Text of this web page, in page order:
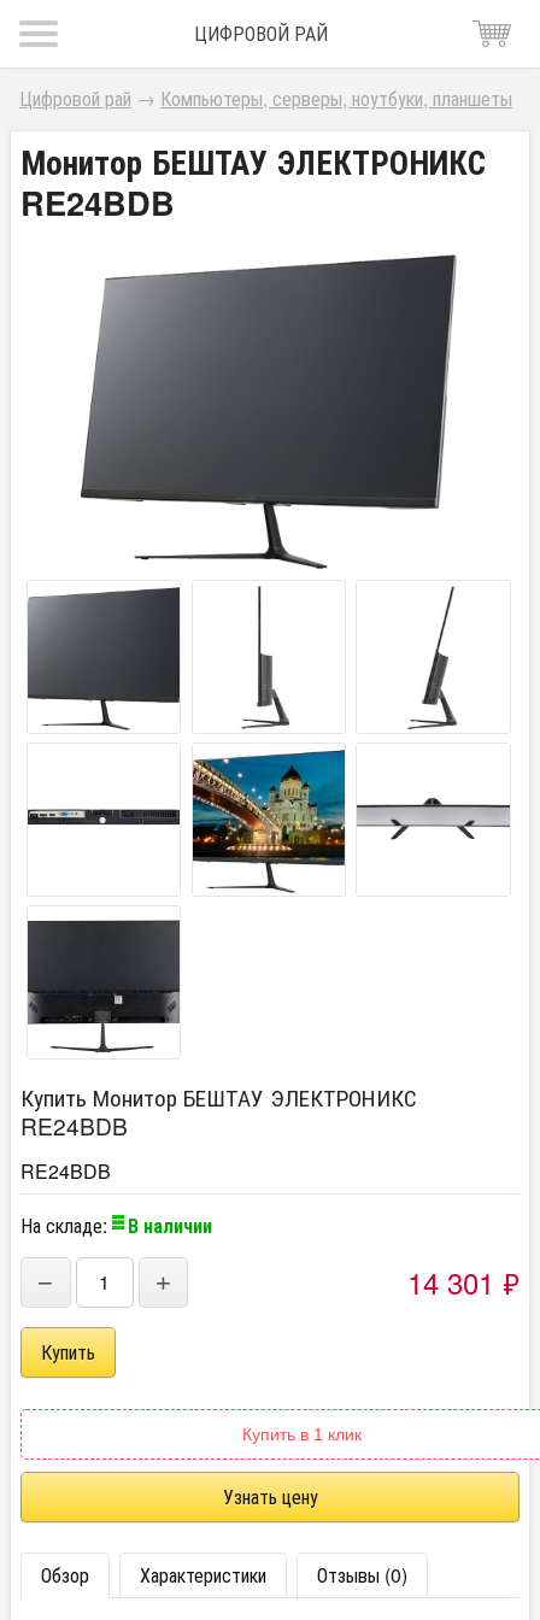
ЦИФРОВОЙ РАЙ
Цифровой рай → Компьютеры, серверы, ноутбуки, планшеты
Монитор БЕШТАУ ЭЛЕКТРОНИКС
RE24BDB
Купить Монитор БЕШТАУ ЭЛЕКТРОНИКС
RE24BDB
RE24BDB
На складе:
В наличии
− + 14 301 ₽
Купить в 1 клик
Узнать цену
Обзор Характеристики
Отзывы (0)